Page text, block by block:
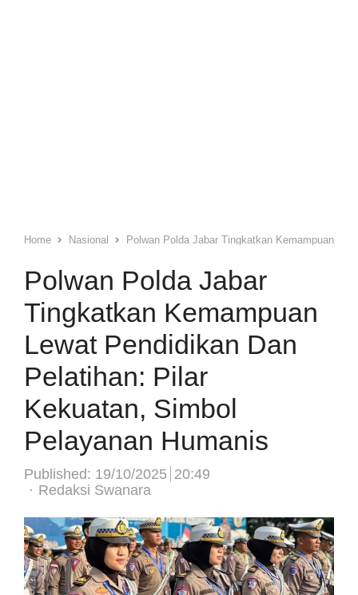
Home Nasional Polwan Polda Jabar Tingkatkan Kemampuan
Polwan Polda Jabar
Tingkatkan Kemampuan
Lewat Pendidikan Dan
Pelatihan: Pilar
Kekuatan, Simbol
Pelayanan Humanis
Published: 19/10/2025 20:49
Author
Redaksi Swanara